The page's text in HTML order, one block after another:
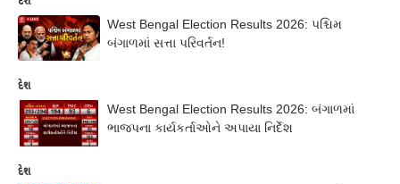
West Bengal Election Results 2026: પશ્ચિમ
બંગાળમાં સત્તા પરિવર્તન!
દેશ
West Bengal Election Results 2026: બંગાળમાં
ભાજપના કાર્યકર્તાઓને અપાયા નિર્દેશ
દેશ